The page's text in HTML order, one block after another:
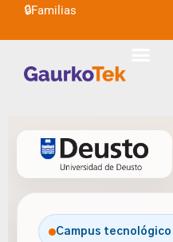
🔒Familias
Campus tecnológico